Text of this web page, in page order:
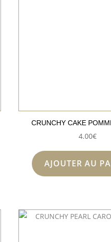
CRUNCHY CAKE
4.00€
AJOUTER AU